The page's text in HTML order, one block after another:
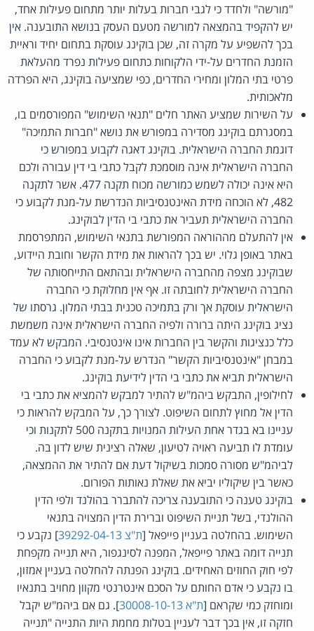
"מורשה" ולחדד כי לגבי חברות בעלות יותר מתחום פעילות אחד,
יש להקפיד בהמצאה למורשה מטעם העסק בנושא התובענה. אין
בכך להשפיע על מקרה זה, שכן בוקינג עוסקת בתחום יחיד וראיית
הזמנת החדרים על-ידי הלקוחות כתחום פעילות נפרד מהעלאת
פרטי בתי המלון ומחירי החדרים, כפי שמציעה בוקינג, היא הפרדה
מלאכותית.
על השירות שמציע האתר חלים "תנאי השימוש" המפורסמים בו,
במסגרתם בוקינג מסדירה במפורש את נושא "חברות התמיכה"
דוגמת החברה הישראלית. בוקינג דאגה לקבוע במפורש כי
החברה הישראלית אינה מוסמכת לקבל כתבי בי דין עבורה ולכם
היא אינה יכולה לשמש כמורשה מכוח תקנה 477. אשר לתקנה
482, לא הוכחה מידת האינטנסיביות הנדרשת על-מנת לקבוע כי
החברה הישראלית תעביר את כתבי בי הדין לבוקינג.
אין להתעלם מההוראה המפורשת בתנאי השימוש, המתפרסמת
באתר באופן גלוי. יש בכך להראות את מידת הקשר וחובת היידוע,
שבוקינג מצפה מהחברה הישראלית ובהתאם התייחסותה של
החברה הישראלית לחובתה זו. אף אין מחלוקת כי החברה
הישראלית עוסקת אך ורק בתמיכה טכנית בבתי המלון. גרסתו של
נציג בוקינג היתה ברורה ולפיה החברה הישראלית אינה משמשת
כלל כנציגות והקשר בין החברות אינו אינטנסיבי. המבקש לא עמד
במבחן "אינטנסיביות הקשר" הנדרש על-מנת לקבוע כי החברה
הישראלית תביא את כתבי בי הדין לידיעת בוקינג.
לחילופין, התבקש ביהמ"ש להתיר למבקש להמציא את כתבי בי
הדין אל מחוץ לתחום השיפוט. לצורך כך, על המבקש להראות כי
עניינו בא בגדר אחת העילות המנויות בתקנה 500 לתקנות וכי
עומדת לו תביעה ראויה לטיעון, שאלה רצינית שיש לדון בה.
לביהמ"ש מסורה סמכות בשיקול דעת אם להתיר את ההמצאה,
כאשר בין שיקוליו יביא את שאלת נאותות הפורום.
בוקינג טענה כי התובענה צריכה להתברר בהולנד ולפי הדין
ההולנדי, בשל תניית השיפוט וברירת הדין המצויה בתנאי
השימוש. בהחלטה בעניין פייפאל [ת"צ 39292-04-13
] נקבע כי
תנייה דומה באתר פייפאל, המפנה לסינגפור, היא תנייה מקפחת
לפי חוק החוזים האחידים. בוקינג הפנתה להחלטה בעניין אמזון,
בו נקבע כי אדם החותם על הסכם אינטרנטי מקוון מחויב בתנאיו
ומוחזק כמי שקראם [ת"א 30008-10-13
]. גם אם ביהמ"ש יקבל
חזקה זו, אין בכך דבר לעניין בטלות מחמת היות התנייה "תנייה